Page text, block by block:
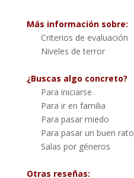
Más información sobre:
Criterios de evaluación
Niveles de terror
¿Buscas algo concreto?
Para iniciarse
Para ir en familia
Para pasar miedo
Para pasar un buen rato
Salas por géneros
Otras reseñas: